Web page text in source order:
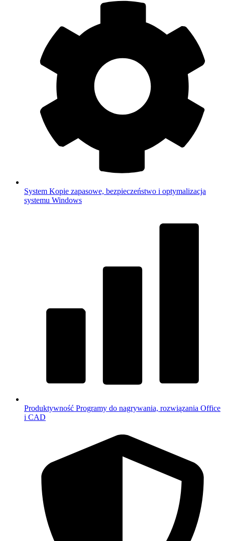
System Kopie zapasowe, bezpieczeństwo i optymalizacja
systemu Windows
Produktywność Programy do nagrywania, rozwiązania Office
i CAD